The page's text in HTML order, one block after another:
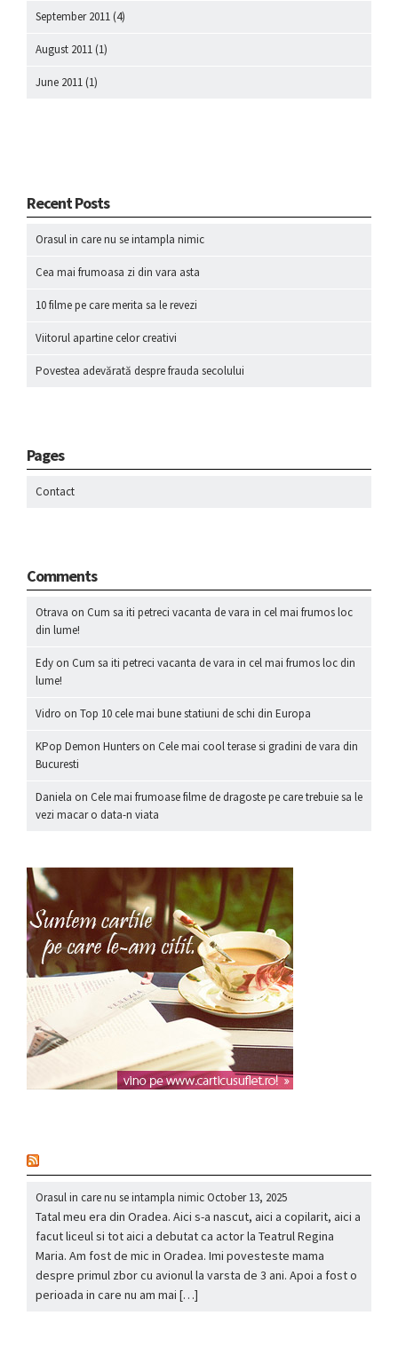
September 2011 (4)
August 2011 (1)
June 2011 (1)
Recent Posts
Orasul in care nu se intampla nimic
Cea mai frumoasa zi din vara asta
10 filme pe care merita sa le revezi
Viitorul apartine celor creativi
Povestea adevărată despre frauda secolului
Pages
Contact
Comments
Otrava on Cum sa iti petreci vacanta de vara in cel mai frumos loc
din lume!
Edy on Cum sa iti petreci vacanta de vara in cel mai frumos loc din
lume!
Vidro on Top 10 cele mai bune statiuni de schi din Europa
KPop Demon Hunters on Cele mai cool terase si gradini de vara din
Bucuresti
Daniela on Cele mai frumoase filme de dragoste pe care trebuie sa le
vezi macar o data-n viata
Orasul in care nu se intampla nimicOctober 13, 2025
Tatal meu era din Oradea. Aici s-a nascut, aici a copilarit, aici a
facut liceul si tot aici a debutat ca actor la Teatrul Regina
Maria. Am fost de mic in Oradea. Imi povesteste mama
despre primul zbor cu avionul la varsta de 3 ani. Apoi a fost o
perioada in care nu am mai […]